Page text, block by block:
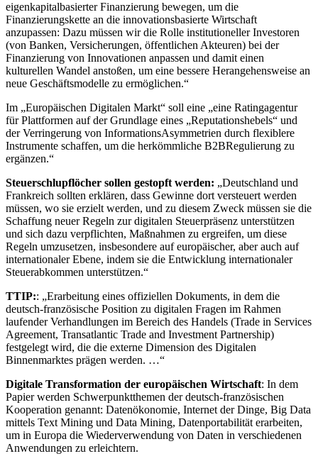
eigenkapitalbasierter Finanzierung bewegen, um die
Finanzierungskette an die innovationsbasierte Wirtschaft
anzupassen: Dazu müssen wir die Rolle institutioneller Investoren
(von Banken, Versicherungen, öffentlichen Akteuren) bei der
Finanzierung von Innovationen anpassen und damit einen
kulturellen Wandel anstoßen, um eine bessere Herangehensweise an
neue Geschäftsmodelle zu ermöglichen.“
Im „Europäischen Digitalen Markt“ soll eine „eine Ratingagentur
für Plattformen auf der Grundlage eines „Reputationshebels“ und
der Verringerung von Informations­Asymmetrien durch flexiblere
Instrumente schaffen, um die herkömmliche B2B­Regulierung zu
ergänzen.“
Steuerschlupflöcher sollen gestopft werden: „Deutschland und
Frankreich sollten erklären, dass Gewinne dort versteuert werden
müssen, wo sie erzielt werden, und zu diesem Zweck müssen sie die
Schaffung neuer Regeln zur digitalen Steuerpräsenz unterstützen
und sich dazu verpflichten, Maßnahmen zu ergreifen, um diese
Regeln umzusetzen, insbesondere auf europäischer, aber auch auf
internationaler Ebene, indem sie die Entwicklung internationaler
Steuerabkommen unterstützen.“
TTIP:: „Erarbeitung eines offiziellen Dokuments, in dem die
deutsch­-französische Position zu digitalen Fragen im Rahmen
laufender Verhandlungen im Bereich des Handels (Trade in Services
Agreement, Transatlantic Trade and Investment Partnership)
festgelegt wird, die die externe Dimension des Digitalen
Binnenmarktes prägen werden. …“
Digitale Transformation der europäischen Wirtschaft: In dem
Papier werden Schwerpunktthemen der deutsch-französischen
Kooperation genannt: Datenökonomie, Internet der Dinge, Big Data
mittels Text Mining und Data Mining, Datenportabilität erarbeiten,
um in Europa die Wiederverwendung von Daten in verschiedenen
Anwendungen zu erleichtern.